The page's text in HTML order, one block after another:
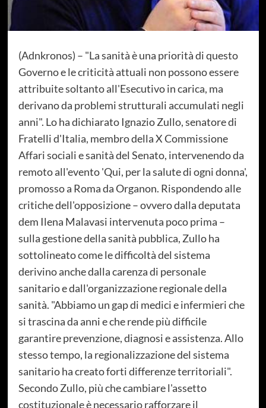
(Adnkronos) – "La sanità è una priorità di questo
Governo e le criticità attuali non possono essere
attribuite soltanto all'Esecutivo in carica, ma
derivano da problemi strutturali accumulati negli
anni". Lo ha dichiarato Ignazio Zullo, senatore di
Fratelli d'Italia, membro della X Commissione
Affari sociali e sanità del Senato, intervenendo da
remoto all'evento 'Qui, per la salute di ogni donna',
promosso a Roma da Organon. Rispondendo alle
critiche dell'opposizione – ovvero dalla deputata
dem Ilena Malavasi intervenuta poco prima –
sulla gestione della sanità pubblica, Zullo ha
sottolineato come le difficoltà del sistema
derivino anche dalla carenza di personale
sanitario e dall'organizzazione regionale della
sanità. "Abbiamo un gap di medici e infermieri che
si trascina da anni e che rende più difficile
garantire prevenzione, diagnosi e assistenza. Allo
stesso tempo, la regionalizzazione del sistema
sanitario ha creato forti differenze territoriali".
Secondo Zullo, più che cambiare l'assetto
costituzionale è necessario rafforzare il